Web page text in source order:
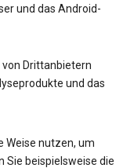
und das Android-
von Drittanbietern
und das
Weise nutzen, um
Sie beispielsweise die